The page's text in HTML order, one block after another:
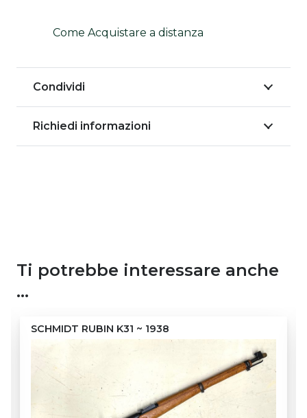
Come Acquistare a distanza
Condividi
Richiedi informazioni
Ti potrebbe interessare anche
…
SCHMIDT RUBIN K31 ~ 1938